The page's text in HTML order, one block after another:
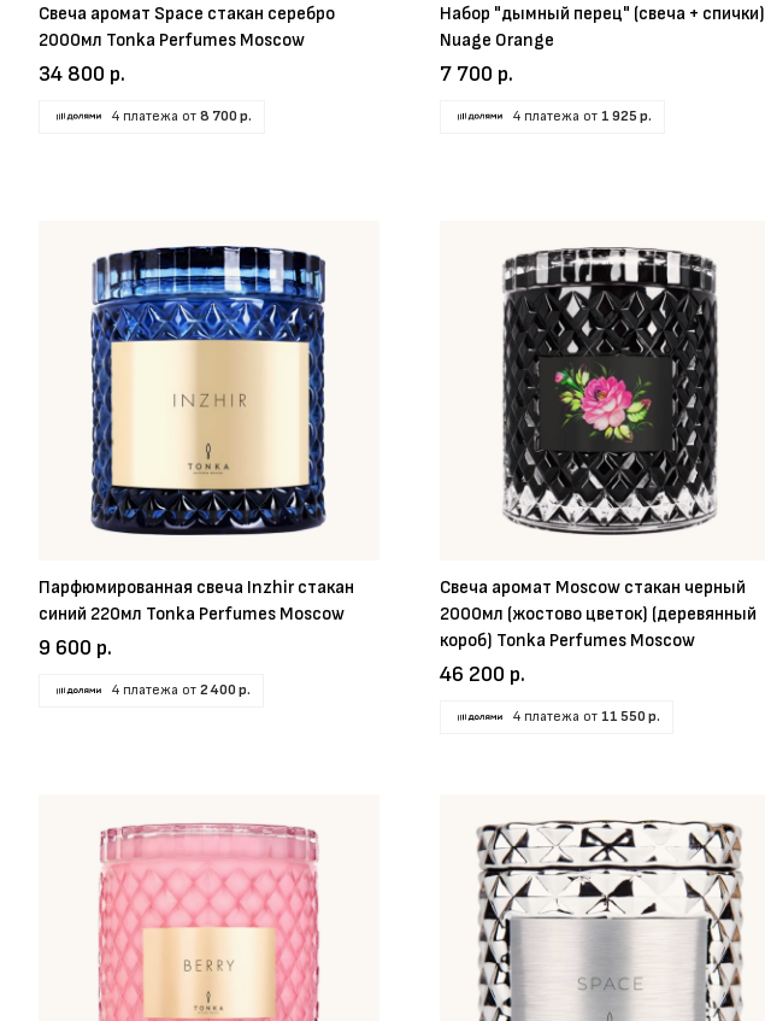
Свеча аромат Space стакан серебро
2000мл Tonka Perfumes Moscow
34 800 р.
4 платежа от 8 700 р.
Набор "дымный перец" (свеча + спички)
Nuage Orange
7 700 р.
4 платежа от 1 925 р.
Парфюмированная свеча Inzhir стакан
синий 220мл Tonka Perfumes Moscow
9 600 р.
4 платежа от 2 400 р.
Свеча аромат Moscow стакан черный
2000мл (жостово цветок) (деревянный
короб) Tonka Perfumes Moscow
46 200 р.
4 платежа от 11 550 р.